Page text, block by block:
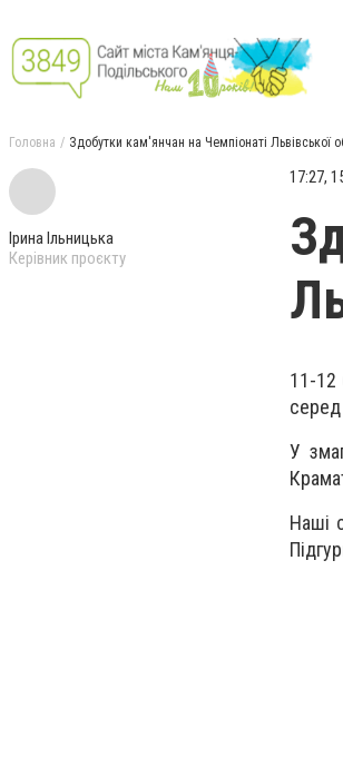
Головна Здобутки кам'янчан на Чемпіонаті Львівської
Ірина Ільницька
Керівник проєкту
17:27,
11-12
У
Наші